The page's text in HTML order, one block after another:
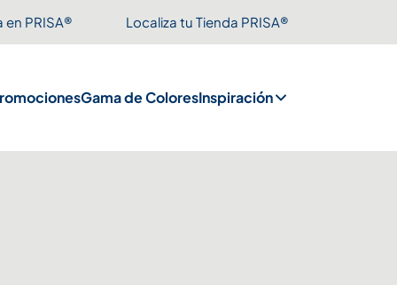
en PRISA® Localiza tu Tienda PRISA®
Gama de ColoresInspiración